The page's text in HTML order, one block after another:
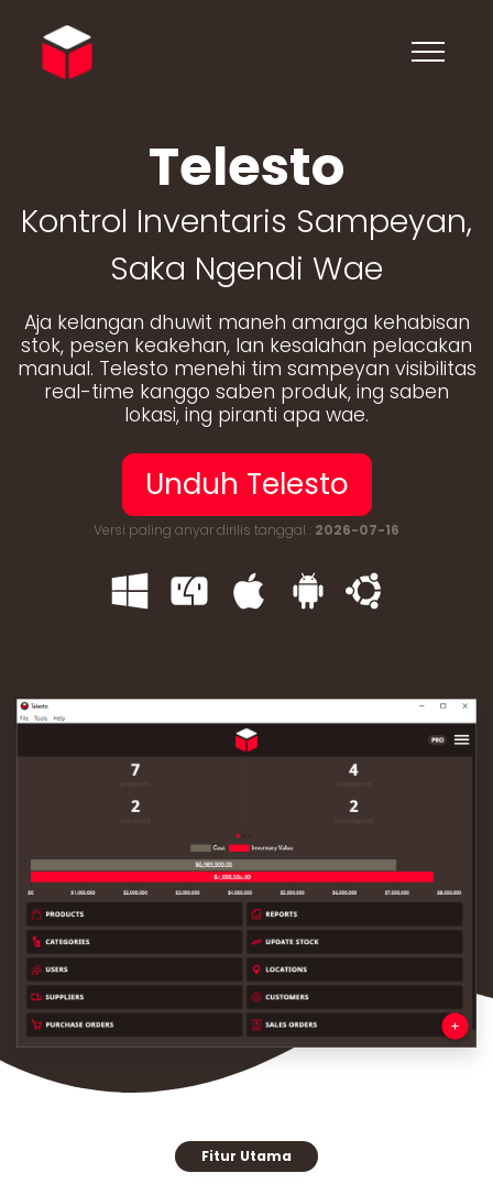
Telesto
Kontrol Inventaris Sampeyan,
Saka Ngendi Wae
Aja kelangan dhuwit maneh amarga kehabisan
stok, pesen keakehan, lan kesalahan pelacakan
manual. Telesto menehi tim sampeyan visibilitas
real-time kanggo saben produk, ing saben
lokasi, ing piranti apa wae.
Unduh Telesto
Versi paling anyar dirilis tanggal : 2026-07-16
Fitur Utama